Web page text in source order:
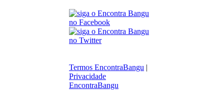
Termos EncontraBangu |
Privacidade
EncontraBangu